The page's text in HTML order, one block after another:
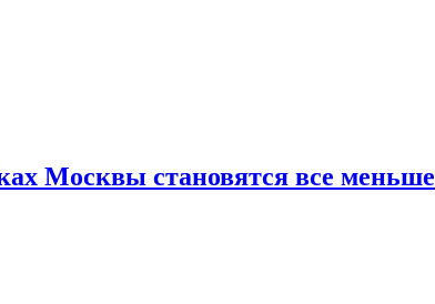
Москвы становятся все меньше